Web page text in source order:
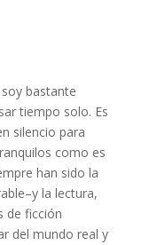
bastante
tiempo solo. Es
silencio para
como es
han sido la
la lectura,
de ficción
del mundo real y